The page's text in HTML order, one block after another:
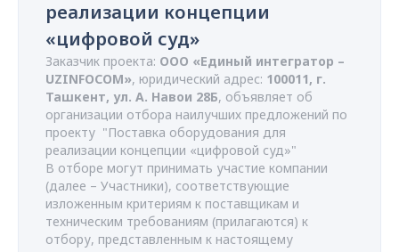
реализации концепции
«цифровой суд»
Заказчик проекта: ООО «Единый интегратор –
UZINFOCOM», юридический адрес: 100011, г.
Ташкент, ул. А. Навои 28Б, объявляет об
организации отбора наилучших предложений по
проекту "Поставка оборудования для
реализации концепции «цифровой суд»"
В отборе могут принимать участие компании
(далее – Участники), соответствующие
изложенным критериям к поставщикам и
техническим требованиям (прилагаются) к
отбору, представленным к настоящему